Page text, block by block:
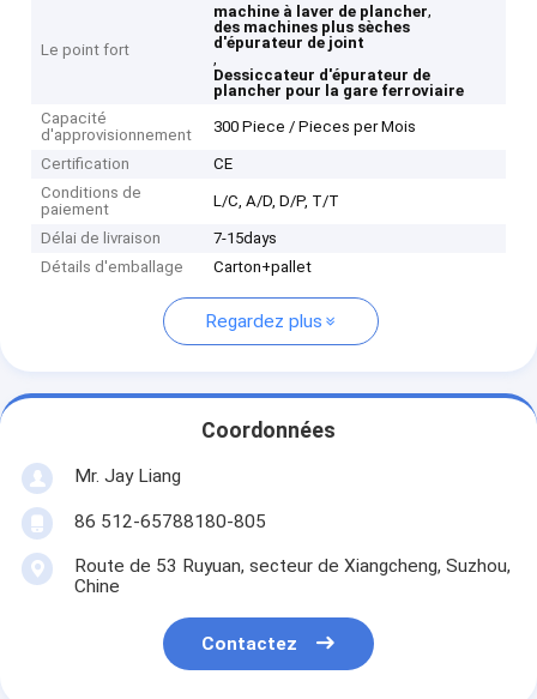
Le point fort
machine à laver de plancher,
des machines plus sèches
d'épurateur de joint
,
Dessiccateur d'épurateur de
plancher pour la gare ferroviaire
Capacité
d'approvisionnement
300 Piece / Pieces per Mois
Certification
CE
Conditions de
paiement
L/C, A/D, D/P, T/T
Délai de livraison
7-15days
Détails d'emballage
Carton+pallet
Regardez plus
Coordonnées
Mr. Jay Liang
86 512-65788180-805
Route de 53 Ruyuan, secteur de Xiangcheng, Suzhou,
Chine
Contactez